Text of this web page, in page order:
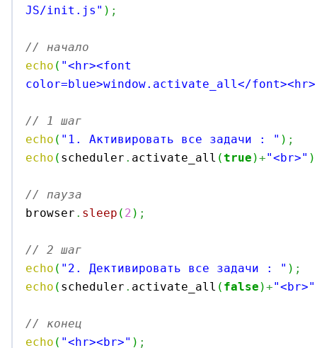
JS/init.js" ) ;
// начало
echo ( "<hr><font
color=blue>window.activate_all</
// 1 шаг
echo ( "1. Активировать все задачи : " ) ;
echo ( scheduler . activate_all (true )+"<br>" )
// пауза
browser . sleep ( 2 ) ;
// 2 шаг
echo ( "2. Дективировать все задачи : " ) ;
echo ( scheduler . activate_all ( false )+"<br>"
// конец
echo ( "<hr><br>" ) ;